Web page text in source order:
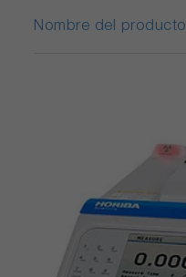
Nombre del producto